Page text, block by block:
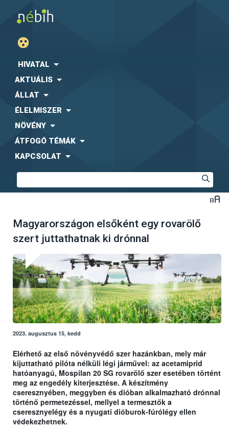
HIVATAL
AKTUÁLIS
ÁLLAT
ÉLELMISZER
NÖVÉNY
ÁTFOGÓ TÉMÁK
KAPCSOLAT
Magyarországon elsőként egy rovarölő
szert juttathatnak ki drónnal
2023. augusztus 15, kedd
Elérhető az első növényvédő szer hazánkban, mely már
kijuttatható pilóta nélküli légi járművel: az acetamiprid
hatóanyagú, Mospilan 20 SG rovarölő szer esetében történt
meg az engedély kiterjesztése. A készítmény
cseresznyében, meggyben és dióban alkalmazható drónnal
történő permetezéssel, mellyel a termesztők a
cseresznyelégy és a nyugati dióburok-fúrólégy ellen
védekezhetnek.